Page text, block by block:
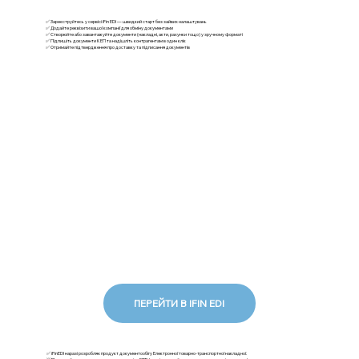
✅ Зареєструйтесь у сервісі iFin EDI — швидкий старт без зайвих налаштувань
✅ Додайте реквізити вашої компанії для обміну документами
✅ Створюйте або завантажуйте документи (накладні, акти, рахунки тощо) у зручному форматі
✅ Підпишіть документи КЕП та надішліть контрагентам в один клік
✅ Отримайте підтвердження про доставку та підписання документів
ПЕРЕЙТИ В IFIN EDI
✅ iFinEDI наразі розробляє продукт документообігу Електронної товарно-транспортної накладної.